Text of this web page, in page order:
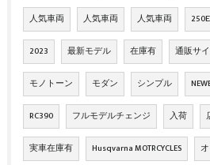
人気車両 人気車両 人気車両
2023 最新モデル 在庫有 通販サ
モノトーン モダン シンプル
RC390 フルモデルチェンジ 入荷
実車在庫有 Husqvarna MOTRCYCLES